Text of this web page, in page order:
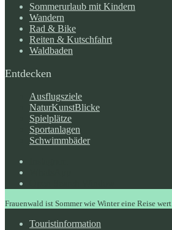
Sommerurlaub mit Kindern
Wandern
Rad & Bike
Reiten & Kutschfahrt
Waldbaden
Entdecken
Ausflugsziele
NaturKunstBlicke
Spielplätze
Sportanlagen
Schwimmbäder
Frauenwald ist Sommer wie Winter eine Reise wert.
Touristinformation